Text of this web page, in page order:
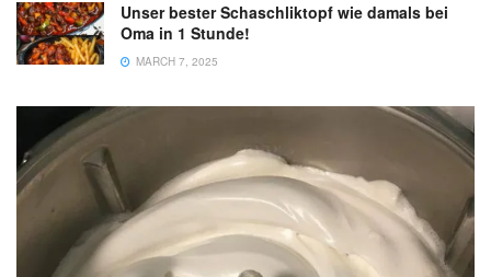
Unser bester Schaschliktopf wie damals bei
Oma in 1 Stunde!
MARCH 7, 2025